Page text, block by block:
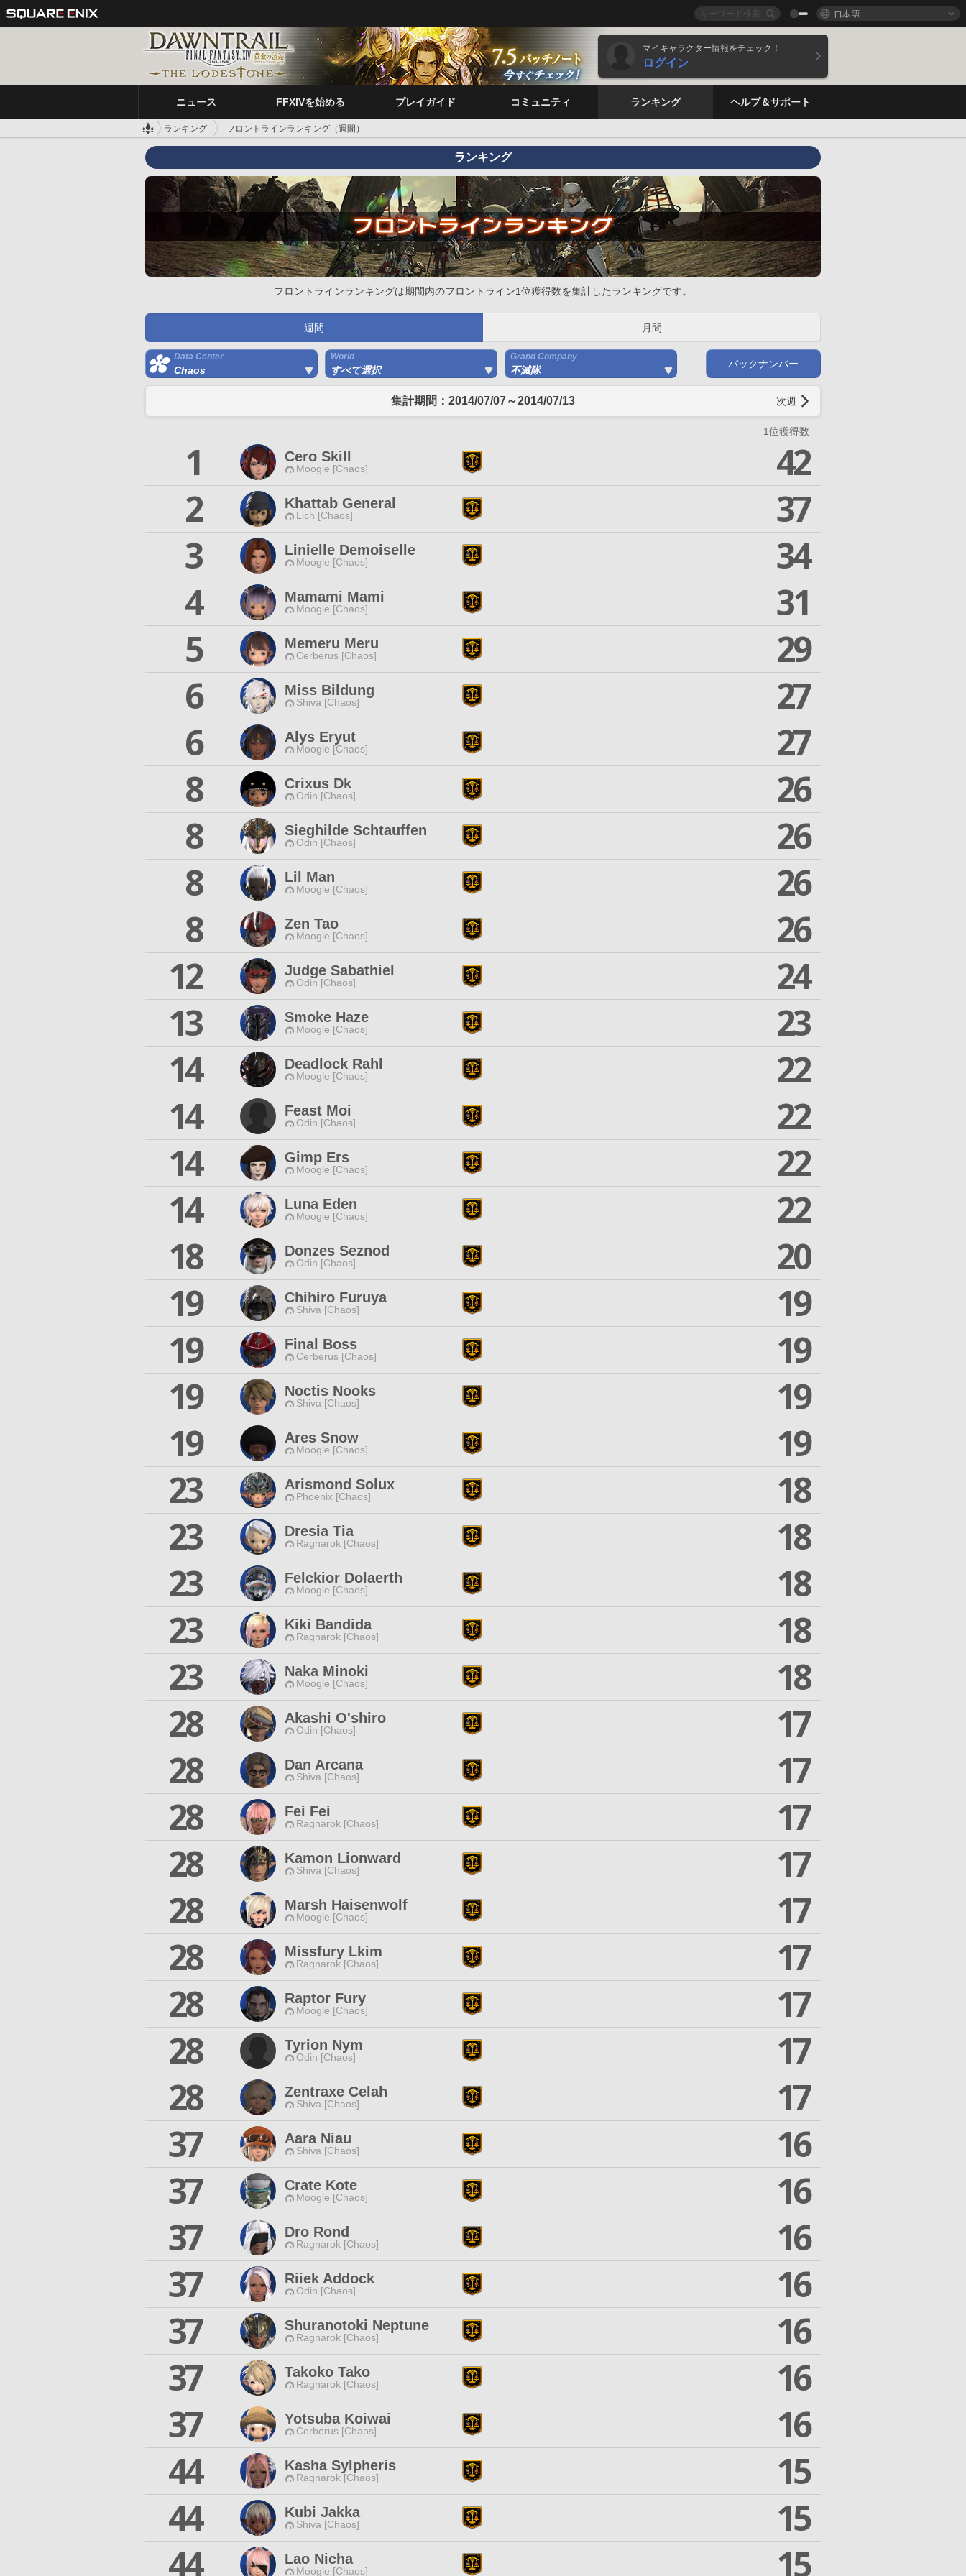
日本語
マイキャラクター情報をチェック！
ログイン
ニュース FFXIVを始める プレイガイド コミュニティ ランキング ヘルプ＆サポート
ランキング フロントラインランキング（週間）
ランキング
フロントラインランキングは期間内のフロントライン1位獲得数を集計したランキングです。
週間 月間
Data Center
Chaos
World
すべて選択
Grand Company
不滅隊
バックナンバー
集計期間：2014/07/07～2014/07/13 次週
1位獲得数
1 Cero Skill
Moogle [Chaos]
42
2
Khattab General
Lich [Chaos]
37
3
Linielle Demoiselle
Moogle [Chaos]
34
4
Mamami Mami
Moogle [Chaos]
31
5
Memeru Meru
Cerberus [Chaos]
29
6
Miss Bildung
Shiva [Chaos]
27
6
Alys Eryut
Moogle [Chaos]
27
8
Crixus Dk
Odin [Chaos]
26
8
Sieghilde Schtauffen
Odin [Chaos]
26
8
Lil Man
Moogle [Chaos]
26
8
Zen Tao
Moogle [Chaos]
26
12
Judge Sabathiel
Odin [Chaos]
24
13
Smoke Haze
Moogle [Chaos]
23
14
Deadlock Rahl
Moogle [Chaos]
22
14
Feast Moi
Odin [Chaos]
22
14
Gimp Ers
Moogle [Chaos]
22
14
Luna Eden
Moogle [Chaos]
22
18
Donzes Seznod
Odin [Chaos]
20
19
Chihiro Furuya
Shiva [Chaos]
19
19
Final Boss
Cerberus [Chaos]
19
19
Noctis Nooks
Shiva [Chaos]
19
19
Ares Snow
Moogle [Chaos]
19
23
Arismond Solux
Phoenix [Chaos]
18
23
Dresia Tia
Ragnarok [Chaos]
18
23
Felckior Dolaerth
Moogle [Chaos]
18
23
Kiki Bandida
Ragnarok [Chaos]
18
23
Naka Minoki
Moogle [Chaos]
18
28
Akashi O'shiro
Odin [Chaos]
17
28
Dan Arcana
Shiva [Chaos]
17
28
Fei Fei
Ragnarok [Chaos]
17
28
Kamon Lionward
Shiva [Chaos]
17
28
Marsh Haisenwolf
Moogle [Chaos]
17
28
Missfury Lkim
Ragnarok [Chaos]
17
28
Raptor Fury
Moogle [Chaos]
17
28
Tyrion Nym
Odin [Chaos]
17
28
Zentraxe Celah
Shiva [Chaos]
17
37
Aara Niau
Shiva [Chaos]
16
37
Crate Kote
Moogle [Chaos]
16
37
Dro Rond
Ragnarok [Chaos]
16
37
Riiek Addock
Odin [Chaos]
16
37
Shuranotoki Neptune
Ragnarok [Chaos]
16
37
Takoko Tako
Ragnarok [Chaos]
16
37
Yotsuba Koiwai
Cerberus [Chaos]
16
44
Kasha Sylpheris
Ragnarok [Chaos]
15
44
Kubi Jakka
Shiva [Chaos]
15
44
Lao Nicha
Moogle [Chaos] 15